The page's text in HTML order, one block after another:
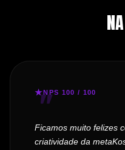
NPS 100 / 100
Ficamos muito felizes
criatividade da